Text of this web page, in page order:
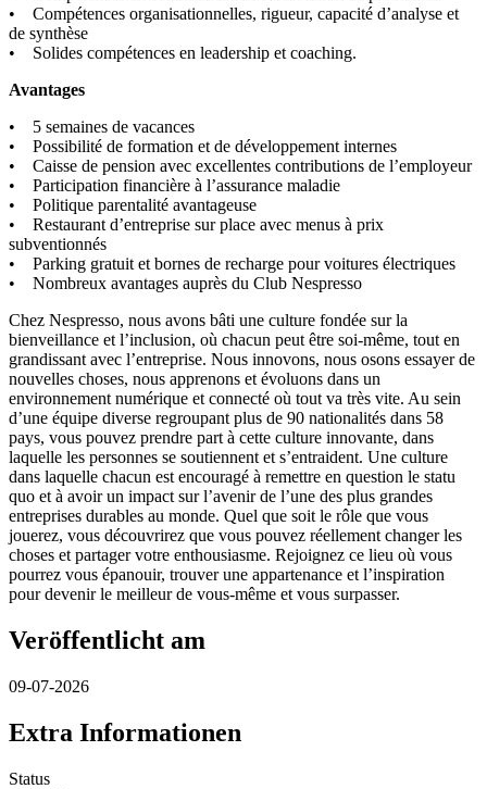
• Compétences organisationnelles, rigueur, capacité d’analyse et
de synthèse
• Solides compétences en leadership et coaching.
Avantages
• 5 semaines de vacances
• Possibilité de formation et de développement internes
• Caisse de pension avec excellentes contributions de l’employeur
• Participation financière à l’assurance maladie
• Politique parentalité avantageuse
• Restaurant d’entreprise sur place avec menus à prix
subventionnés
• Parking gratuit et bornes de recharge pour voitures électriques
• Nombreux avantages auprès du Club Nespresso
Chez Nespresso, nous avons bâti une culture fondée sur la
bienveillance et l’inclusion, où chacun peut être soi-même, tout en
grandissant avec l’entreprise. Nous innovons, nous osons essayer de
nouvelles choses, nous apprenons et évoluons dans un
environnement numérique et connecté où tout va très vite. Au sein
d’une équipe diverse regroupant plus de 90 nationalités dans 58
pays, vous pouvez prendre part à cette culture innovante, dans
laquelle les personnes se soutiennent et s’entraident. Une culture
dans laquelle chacun est encouragé à remettre en question le statu
quo et à avoir un impact sur l’avenir de l’une des plus grandes
entreprises durables au monde. Quel que soit le rôle que vous
jouerez, vous découvrirez que vous pouvez réellement changer les
choses et partager votre enthousiasme. Rejoignez ce lieu où vous
pourrez vous épanouir, trouver une appartenance et l’inspiration
pour devenir le meilleur de vous-même et vous surpasser.
Veröffentlicht am
09-07-2026
Extra Informationen
Status